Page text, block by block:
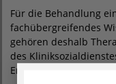
Für die Behandlung
fachübergreifendes
gehören deshalb
des
Ernährungsberater